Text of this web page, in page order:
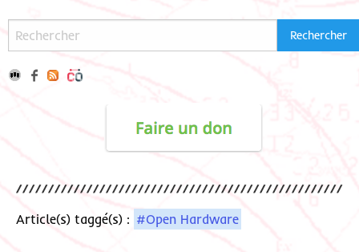
Article(s) taggé(s) : #Open Hardware